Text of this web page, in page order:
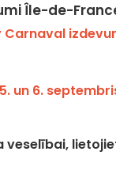
Île-de-
Carnaval
6. septembris: